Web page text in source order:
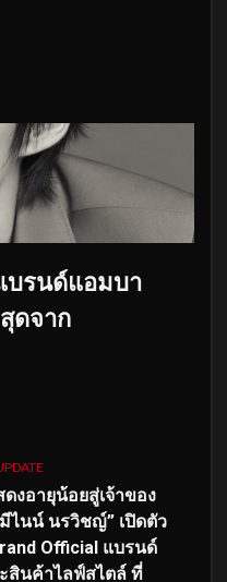
บรนด์แอมบา
ดจาก
งอายุน้อยสู่เจ้าของ
มีไนน์ นรวิชญ์” เปิดตัว
Official แบรนด์
สินค้าไลฟ์สไตล์ ที่